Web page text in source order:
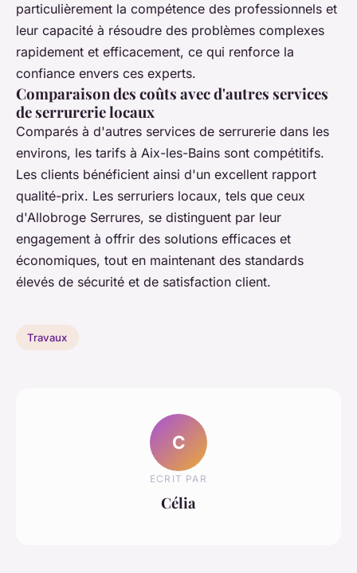
particulièrement la compétence des professionnels et
leur capacité à résoudre des problèmes complexes
rapidement et efficacement, ce qui renforce la
confiance envers ces experts.
Comparaison des coûts avec d'autres services
de serrurerie locaux
Comparés à d'autres services de serrurerie dans les
environs, les tarifs à Aix-les-Bains sont compétitifs.
Les clients bénéficient ainsi d'un excellent rapport
qualité-prix. Les serruriers locaux, tels que ceux
d'Allobroge Serrures, se distinguent par leur
engagement à offrir des solutions efficaces et
économiques, tout en maintenant des standards
élevés de sécurité et de satisfaction client.
Travaux
C
ECRIT PAR
Célia